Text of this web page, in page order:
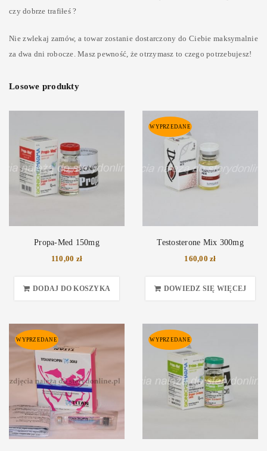
czy dobrze trafiłeś ?
Nie zwlekaj zamów, a towar zostanie dostarczony do Ciebie maksymalnie
za dwa dni robocze. Masz pewność, że otrzymasz to czego potrzebujesz!
Losowe produkty
Propa-Med 150mg
110,00 zł
DODAJ DO KOSZYKA
WYPRZEDANE
Testosterone Mix 300mg
160,00zł
DOWIEDZ SIĘ WIĘCEJ
WYPRZEDANE WYPRZEDANE